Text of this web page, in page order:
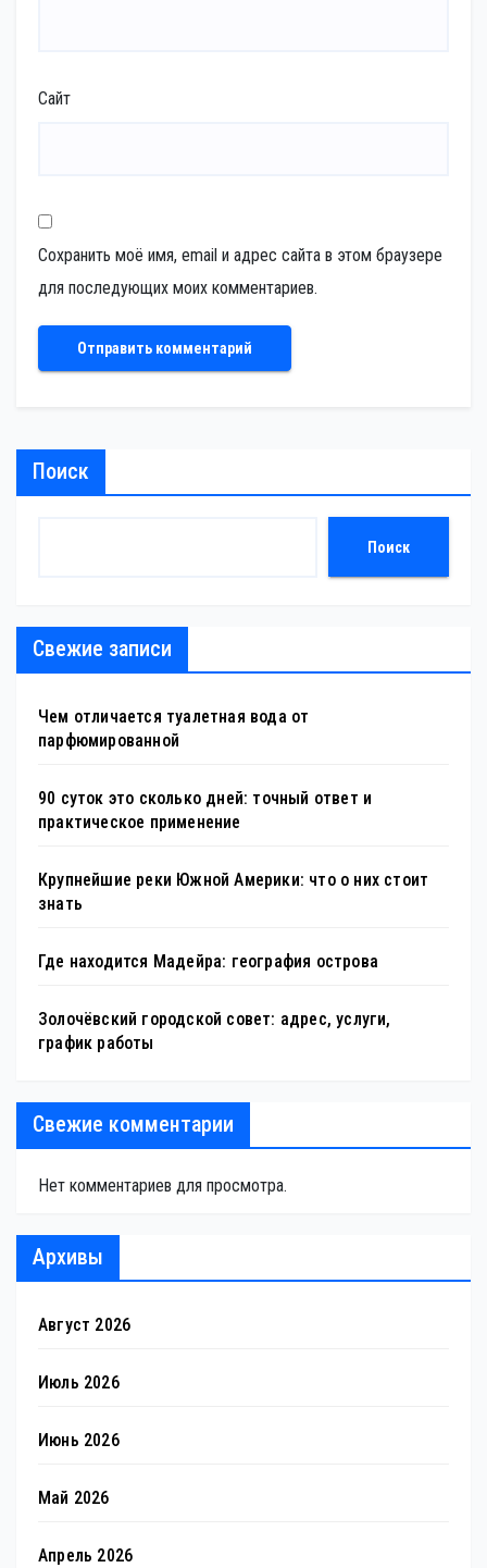
Сайт
Сохранить моё имя, email и адрес сайта в этом браузере
для последующих моих комментариев.
Поиск
Поиск
Свежие записи
Чем отличается туалетная вода от
парфюмированной
90 суток это сколько дней: точный ответ и
практическое применение
Крупнейшие реки Южной Америки: что о них стоит
знать
Где находится Мадейра: география острова
Золочёвский городской совет: адрес, услуги,
график работы
Свежие комментарии
Нет комментариев для просмотра.
Архивы
Август 2026
Июль 2026
Июнь 2026
Май 2026
Апрель 2026